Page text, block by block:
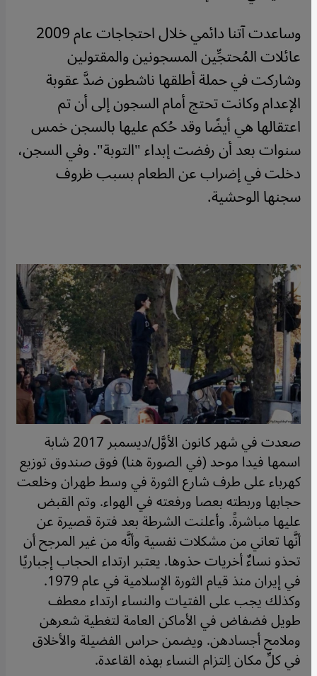
وساعدت آتنا دائمي خلال احتجاجات عام 2009
عائلات المُحتجِّين المسجونين والمقتولين
وشاركت في حملة أطلقها ناشطون ضدَّ عقوبة
الإعدام وكانت تحتج أمام السجون إلى أن تم
اعتقالها هي أيضًا وقد حُكم عليها بالسجن خمس
سنوات بعد أن رفضت إبداء "التوبة". وفي السجن،
دخلت في إضراب عن الطعام بسبب ظروف
سجنها الوحشية.
صعدت في شهر كانون الأوَّل/ديسمبر 2017 شابة
اسمها فيدا موحد (في الصورة هنا) فوق صندوق توزيع
كهرباء على طرف شارع الثورة في وسط طهران وخلعت
حجابها وربطته بعصا ورفعته في الهواء. وتم القبض
عليها مباشرةً. وأعلنت الشرطة بعد فترة قصيرة عن
أنَّها تعاني من مشكلات نفسية وأنَّه من غير المرجح أن
تحذو نساءٌ أخريات حذوها. يعتبر ارتداء الحجاب إجباريًا
في إيران منذ قيام الثورة الإسلامية في عام 1979.
وكذلك يجب على الفتيات والنساء ارتداء معطف
طويل فضفاض في الأماكن العامة لتغطية شعرهن
وملامح أجسادهن. ويضمن حراس الفضيلة والأخلاق
في كلِّ مكان اِلتزام النساء بهذه القاعدة.